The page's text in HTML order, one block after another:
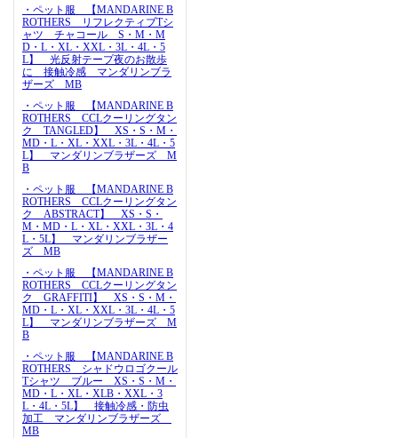
・ペット服 【MANDARINE B
ROTHERS リフレクティブTシ
ャツ チャコール S・M・M
D・L・XL・XXL・3L・4L・5
L】 光反射テープ夜のお散歩
に 接触冷感 マンダリンブラ
ザーズ MB
・ペット服 【MANDARINE B
ROTHERS CCLクーリングタン
ク TANGLED】 XS・S・M・
MD・L・XL・XXL・3L・4L・5
L】 マンダリンブラザーズ M
B
・ペット服 【MANDARINE B
ROTHERS CCLクーリングタン
ク ABSTRACT】 XS・S・
M・MD・L・XL・XXL・3L・4
L・5L】 マンダリンブラザー
ズ MB
・ペット服 【MANDARINE B
ROTHERS CCLクーリングタン
ク GRAFFITI】 XS・S・M・
MD・L・XL・XXL・3L・4L・5
L】 マンダリンブラザーズ M
B
・ペット服 【MANDARINE B
ROTHERS シャドウロゴクール
Tシャツ ブルー XS・S・M・
MD・L・XL・XLB・XXL・3
L・4L・5L】 接触冷感・防虫
加工 マンダリンブラザーズ
MB